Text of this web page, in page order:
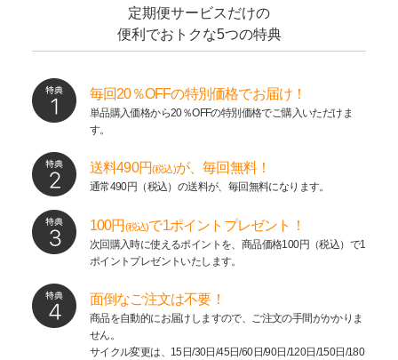
定期便サービスだけの
便利でおトクな5つの特典
毎回20％OFFの特別価格でお届け！
単品購入価格から20％OFFの特別価格でご購入いただけま
す。
送料490円(税込)が、毎回無料！
通常490円（税込）の送料が、毎回無料になります。
100円 (税込)で1ポイントプレゼント！
次回購入時に使えるポイントを、商品価格100円（税込）で1
ポイントプレゼントいたします。
面倒なご注文は不要！
商品を自動的にお届けしますので、ご注文の手間がかかりま
せん。
サイクル変更は、15日/30日/45日/60日/90日/120日/150日/180